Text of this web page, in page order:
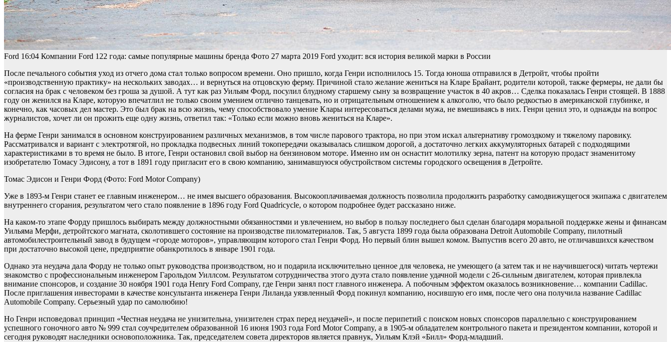
Ford 16:04 Компании Ford 122 года: самые популярные машины бренда Фото 27 марта 2019 Ford уходит: вся история великой марки в России
После печального события уход из отчего дома стал только вопросом времени. Оно пришло, когда Генри исполнилось 15. Тогда юноша отправился в Детройт, чтобы пройти
«производственную практику» на нескольких заводах… и вернуться на отцовскую ферму. Причиной стало желание жениться на Кларе Брайант, родители которой, также фермеры, не дали бы
согласия на брак с человеком без гроша за душой. А тут как раз Уильям Форд, посулил блудному старшему сыну за возвращение участок в 40 акров… Сделка показалась Генри стоящей. В 1888
году он женился на Кларе, которую впечатлил не только своим умением отлично танцевать, но и отрицательным отношением к алкоголю, что было редкостью в американской глубинке, и
конечно, как часовых дел мастер. Это был брак на всю жизнь, чему способствовало умение Клары интересоваться делами мужа, не вмешиваясь в них. Генри ценил это, и однажды на вопрос
журналистов, хочет ли он прожить еще одну жизнь, ответил так: «Только если можно вновь жениться на Кларе».
На ферме Генри занимался в основном конструированием различных механизмов, в том числе парового трактора, но при этом искал альтернативу громоздкому и тяжелому паровику.
Рассматривался и вариант с электротягой, но прокладка подвесных линий токопередачи оказывалась слишком дорогой, а достаточно легких аккумуляторных батарей с подходящими
характеристиками в то время не было. В итоге, Генри остановил свой выбор на бензиновом моторе. Именно им он оснастит молотилку зерна, патент на которую продаст знаменитому
изобретателю Томасу Эдисону, а тот в 1891 году пригласит его в свою компанию, занимавшуюся обустройством системы городского освещения в Детройте.
Томас Эдисон и Генри Форд (Фото: Ford Motor Company)
Уже в 1893-м Генри станет ее главным инженером… не имея высшего образования. Высокооплачиваемая должность позволила продолжить разработку самодвижущегося экипажа с двигателем
внутреннего сгорания, результатом чего стало появление в 1896 году Ford Quadricycle, о котором подробнее будет рассказано ниже.
На каком-то этапе Форду пришлось выбирать между должностными обязанностями и увлечением, но выбор в пользу последнего был сделан благодаря моральной поддержке жены и финансам
Уильяма Мерфи, детройтского магната, сколотившего состояние на производстве пиломатериалов. Так, 5 августа 1899 года была образована Detroit Automobile Company, пилотный
автомобилестроительный завод в будущем «городе моторов», управляющим которого стал Генри Форд. Но первый блин вышел комом. Выпустив всего 20 авто, не отличавшихся качеством
при достаточно высокой цене, предприятие обанкротилось в январе 1901 года.
Однако эта неудача дала Форду не только опыт руководства производством, но и подарила исключительно ценное для человека, не умеющего (а затем так и не научившегося) читать чертежи
знакомство с профессиональным инженером Гарольдом Уиллсом. Результатом сотрудничества этого дуэта стало появление удачной модели с 26-сильным двигателем, которая привлекла
внимание спонсоров, и создание 30 ноября 1901 года Henry Ford Company, где Генри занял пост главного инженера. А побочным эффектом оказалось возникновение… компании Cadillac.
После приглашения инвесторами в качестве консультанта инженера Генри Лиланда уязвленный Форд покинул компанию, носившую его имя, после чего она получила название Cadillac
Automobile Company. Серьезный удар по самолюбию!
Но Генри исповедовал принцип «Честная неудача не унизительна, унизителен страх перед неудачей», и после перипетий с поиском новых спонсоров параллельно с конструированием
успешного гоночного авто № 999 стал соучредителем образованной 16 июня 1903 года Ford Motor Company, а в 1905-м обладателем контрольного пакета и президентом компании, которой и
сегодня руководят наследники основоположника. Так, председателем совета директоров является правнук, Уильям Клэй «Билл» Форд-младший.